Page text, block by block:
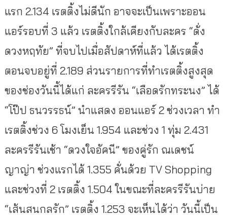
แรก 2.134 เรตติ้งไม่ดีนัก อาจจะเป็นเพราะออน
แอร์รอบที่ 3 แล้ว เรตติ้งใกล้เคียงกับละคร “ดั่ง
ดวงหฤทัย” ที่จบไปเมื่อสัปดาห์ที่แล้ว ได้เรตติ้ง
ตอนจบอยู่ที่ 2.189 ส่วนรายการที่ทำเรตติ้งสูงสุด
ของช่องวันนี้ได้แก่ ละครรีรัน “เลือดรักทระนง” ได้
“โป๊ป ธนวรรธน์” นำแสดง ออนแอร์ 2 ช่วงเวลา ทำ
เรตติ้งช่วง 6 โมงเย็น 1.954 และช่วง 1 ทุ่ม 2.431
ละครรีรันเช้า “ดวงใจอัคนี” ของคู่รัก ณเดชน์
ญาญ่า ช่วงแรกได้ 1.355 คั่นด้วย TV Shopping
และช่วงที่ 2 เรตติ้ง 1.504 ในขณะที่ละครรีรันบ่าย
“เส้นสนกลรัก” เรตติ้ง 1.253 จะเห็นได้ว่า วันนี้เป็น